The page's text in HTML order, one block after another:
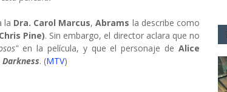
la Dra. Carol Marcus,Abrams la describe como
Pine). Sin embargo, el director aclara que no
en la película, y que el personaje deAlice
. (MTV)